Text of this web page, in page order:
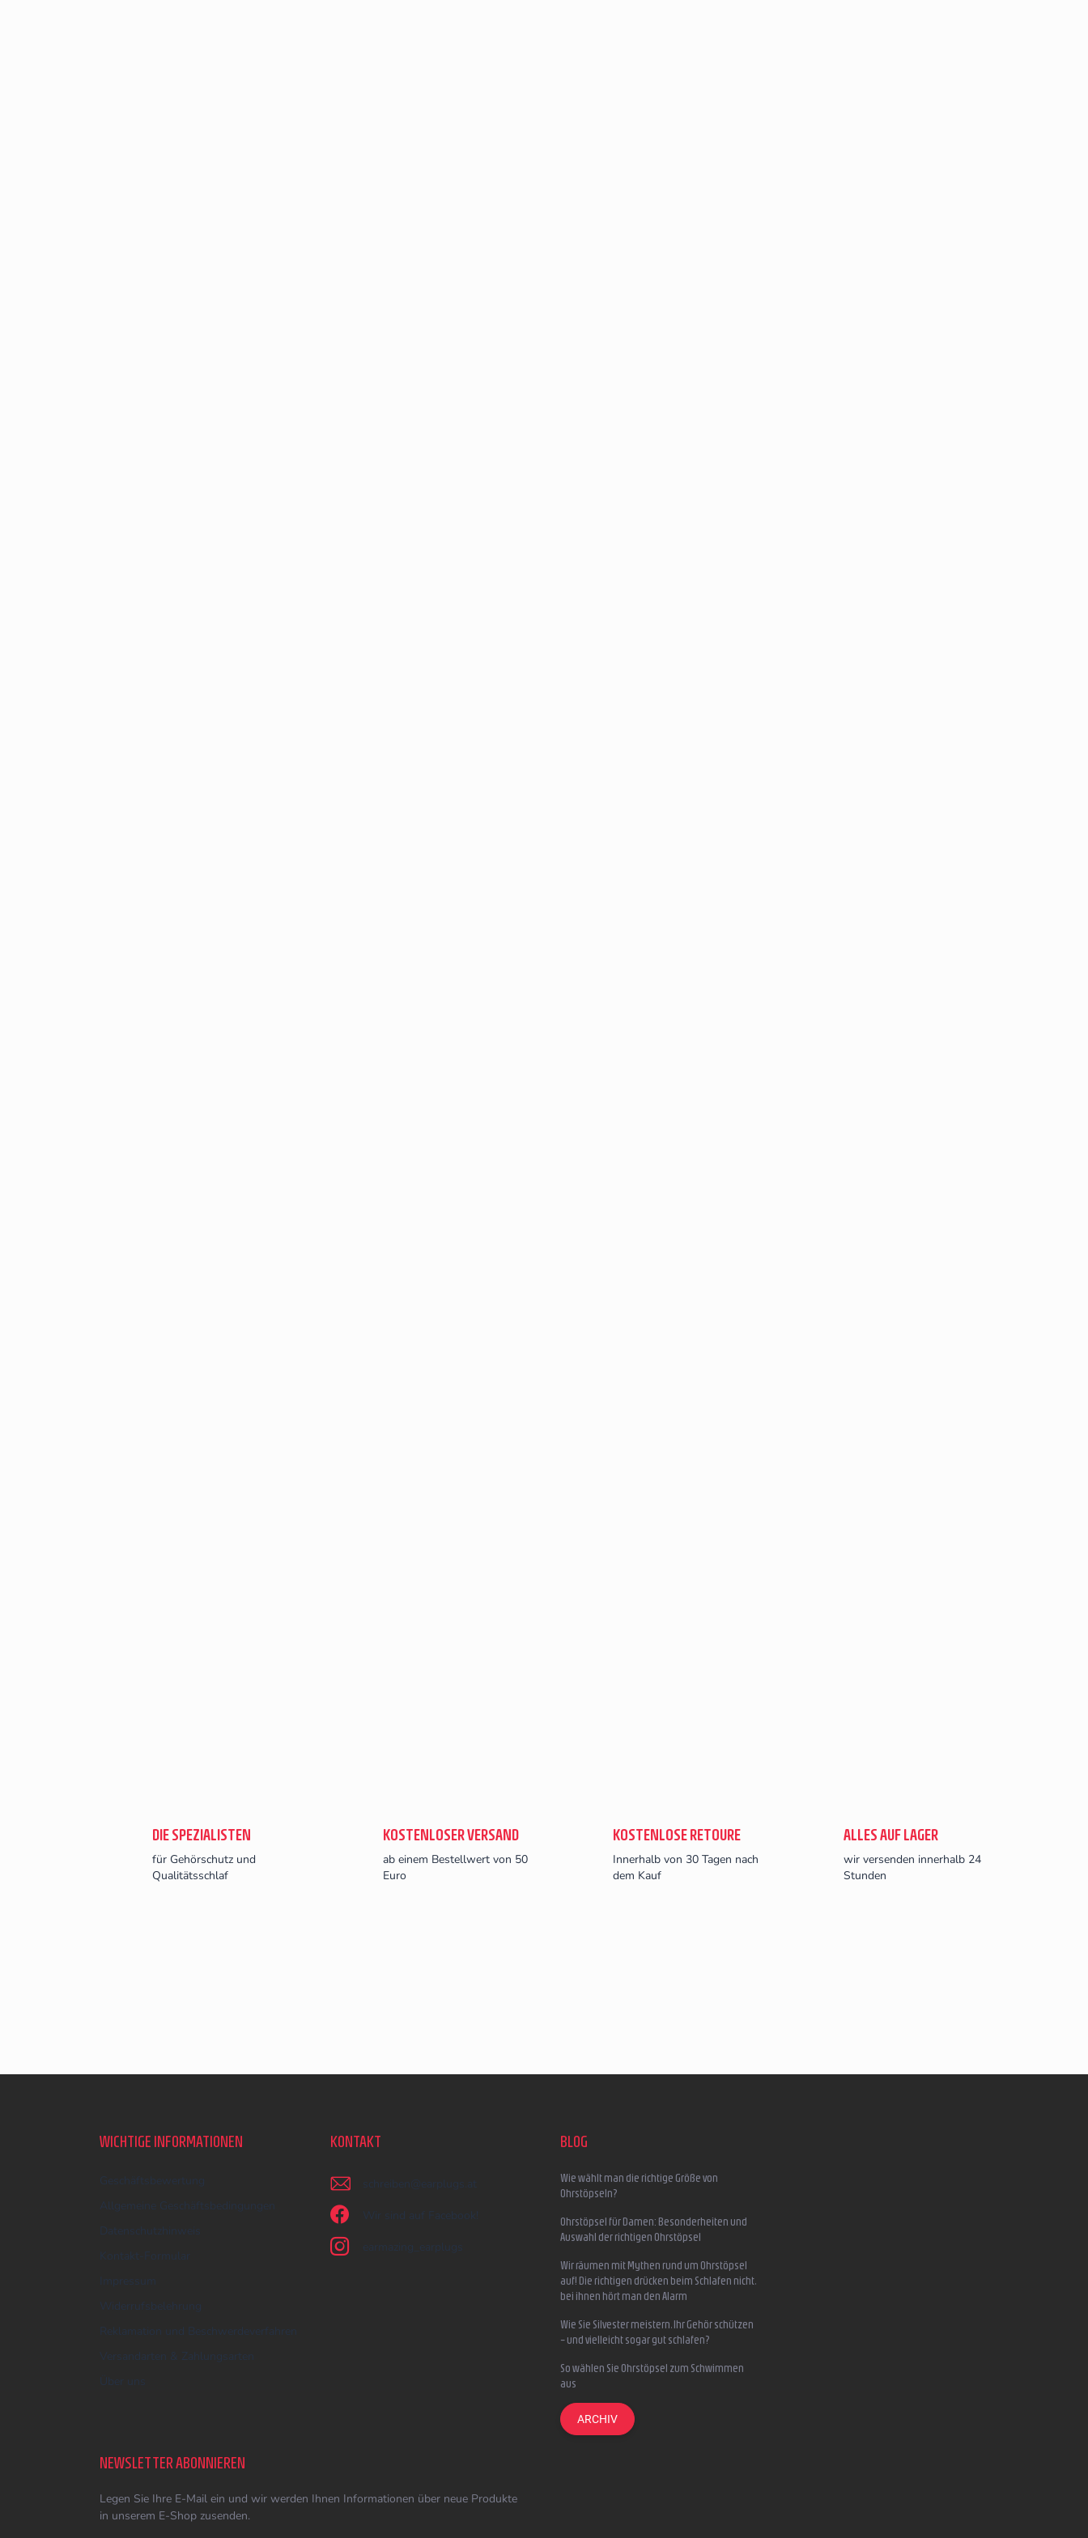
DIE SPEZIALISTEN
für Gehörschutz und
Qualitätsschlaf
KOSTENLOSER VERSAND
ab einem Bestellwert von 50
Euro
KOSTENLOSE RETOURE
Innerhalb von 30 Tagen nach
dem Kauf
ALLES AUF LAGER
wir versenden innerhalb 24
Stunden
WICHTIGE INFORMATIONEN
Geschäftsbewertung
Allgemeine Geschäftsbedingungen
Datenschutzhinweis
Kontakt-Formular
Impressum
Widerrufsbelehrung
Reklamation und Beschwerdeverfahren
Versandarten & Zahlungsarten
Über uns
KONTAKT
schreiben @ earplugs.at
Wir sind auf Facebook!
earmazing_earplugs
BLOG
Wie wählt man die richtige Größe von
Ohrstöpseln?
Ohrstöpsel für Damen: Besonderheiten und
Auswahl der richtigen Ohrstöpsel
Wir räumen mit Mythen rund um Ohrstöpsel
auf! Die richtigen drücken beim Schlafen nicht,
bei ihnen hört man den Alarm
Wie Sie Silvester meistern, Ihr Gehör schützen
– und vielleicht sogar gut schlafen?
So wählen Sie Ohrstöpsel zum Schwimmen
aus
ARCHIV
NEWSLETTER ABONNIEREN
Legen Sie Ihre E-Mail ein und wir werden Ihnen Informationen über neue Produkte
in unserem E-Shop zusenden.